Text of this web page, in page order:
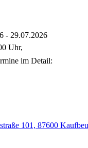
- 29.07.2026
Uhr,
im Detail:
101, 87600